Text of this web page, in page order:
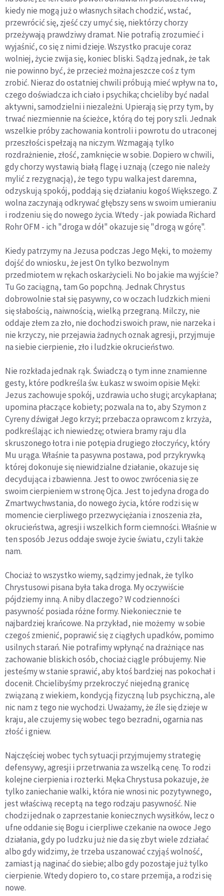
kiedy nie mogą już o własnych siłach chodzić, wstać,
przewrócić się, zjeść czy umyć się, niektórzy chorzy
przeżywają prawdziwy dramat. Nie potrafią zrozumieć i
wyjaśnić, co się z nimi dzieje. Wszystko pracuje coraz
wolniej, życie zwija się, koniec bliski. Sądzą jednak, że tak
nie powinno być, że przecież można jeszcze coś z tym
zrobić. Nieraz do ostatniej chwili próbują mieć wpływ na to,
czego doświadcza ich ciało i psychika; chcieliby być nadal
aktywni, samodzielni i niezależni. Upierają się przy tym, by
trwać niezmiennie na ścieżce, którą do tej pory szli. Jednak
wszelkie próby zachowania kontroli i powrotu do utraconej
przeszłości spełzają na niczym. Wzmagają tylko
rozdrażnienie, złość, zamknięcie w sobie. Dopiero w chwili,
gdy chorzy wystawią białą flagę i uznają (czego nie należy
mylić z rezygnacją), że tego typu walka jest daremna,
odzyskują spokój, poddają się działaniu kogoś Większego. Z
wolna zaczynają odkrywać głębszy sens w swoim umieraniu
i rodzeniu się do nowego życia. Wtedy - jak powiada Richard
Rohr OFM - ich "droga w dół" okazuje się "drogą w górę".
Kiedy patrzymy na Jezusa podczas Jego Męki, to możemy
dojść do wniosku, że jest On tylko bezwolnym
przedmiotem w rękach oskarżycieli. No bo jakie ma wyjście?
Tu Go zaciągną, tam Go popchną. Jednak Chrystus
dobrowolnie stał się pasywny, co w oczach ludzkich mieni
się słabością, naiwnością, wielką przegraną. Milczy, nie
oddaje złem za zło, nie dochodzi swoich praw, nie narzeka i
nie krzyczy, nie przejawia żadnych oznak agresji, przyjmuje
na siebie cierpienie, zło i ludzkie okrucieństwo.
Nie rozkłada jednak rąk. Świadczą o tym inne znamienne
gesty, które podkreśla św. Łukasz w swoim opisie Męki:
Jezus zachowuje spokój, uzdrawia ucho sługi; arcykapłana;
upomina płaczące kobiety; pozwala na to, aby Szymon z
Cyreny dźwigał Jego krzyż; przebacza oprawcom z krzyża,
podkreślając ich niewiedzę; otwiera bramy raju dla
skruszonego łotra i nie potępia drugiego złoczyńcy, który
Mu urąga. Właśnie ta pasywna postawa, pod przykrywką
której dokonuje się niewidzialne działanie, okazuje się
decydująca i zbawienna. Jest to owoc zwrócenia się ze
swoim cierpieniem w stronę Ojca. Jest to jedyna droga do
Zmartwychwstania, do nowego życia, które rodzi się w
momencie cierpliwego przezwyciężania i znoszenia zła,
okrucieństwa, agresji i wszelkich form ciemności. Właśnie w
ten sposób Jezus oddaje swoje życie światu, czyli także
nam.
Chociaż to wszystko wiemy, sądzimy jednak, że tylko
Chrystusowi pisana była taka droga. My oczywiście
pójdziemy inną. A niby dlaczego? W codzienności
pasywność posiada różne formy. Niekoniecznie te
najbardziej krańcowe. Na przykład, nie możemy w sobie
czegoś zmienić, poprawić się z ciągłych upadków, pomimo
usilnych starań. Nie potrafimy wpłynąć na drażniące nas
zachowanie bliskich osób, chociaż ciągle próbujemy. Nie
jesteśmy w stanie sprawić, aby ktoś bardziej nas pokochał i
docenił. Chcielibyśmy przekroczyć niejedną granicę
związaną z wiekiem, kondycją fizyczną lub psychiczną, ale
nic nam z tego nie wychodzi. Uważamy, że źle się dzieje w
kraju, ale czujemy się wobec tego bezradni, ogarnia nas
złość i gniew.
Najczęściej wobec tych sytuacji przyjmujemy strategię
defensywy, agresji i przetrwania za wszelką cenę. To rodzi
kolejne cierpienia i rozterki. Męka Chrystusa pokazuje, że
tylko zaniechanie walki, która nie wnosi nic pozytywnego,
jest właściwą receptą na tego rodzaju pasywność. Nie
chodzi jednak o zaprzestanie koniecznych wysiłków, lecz o
ufne oddanie się Bogu i cierpliwe czekanie na owoce Jego
działania, gdy po ludzku już nie da się zbyt wiele zdziałać
albo gdy widzimy, że trzeba uszanować czyjąś wolność,
zamiast ją naginać do siebie; albo gdy pozostaje już tylko
cierpienie. Wtedy dopiero to, co stare przemija, a rodzi się
nowe.